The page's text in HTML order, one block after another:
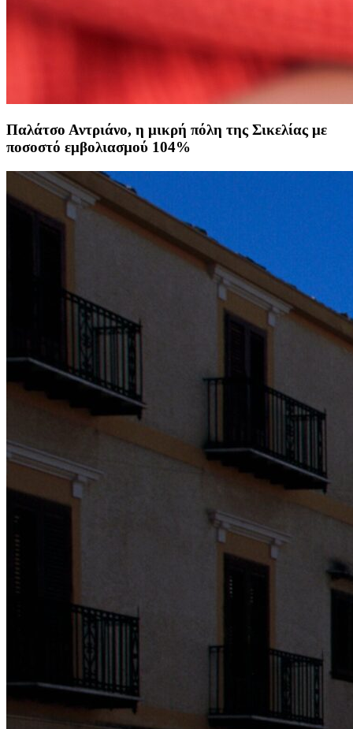
Παλάτσο Αντριάνο, η μικρή πόλη της Σικελίας με
ποσοστό εμβολιασμού 104%